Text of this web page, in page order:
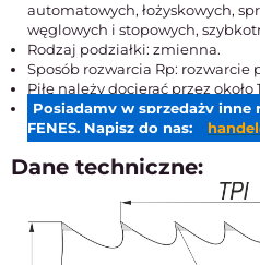
automatowych, łożyskowych,
węglowych i stopowych,
Rodzaj podziałki: zmienna.
Sposób rozwarcia Rp: rozwarcie
Piłę należy docierać przez około
Posiadamy w sprzedaży
FENES. Napisz do nas:
Dane techniczne: